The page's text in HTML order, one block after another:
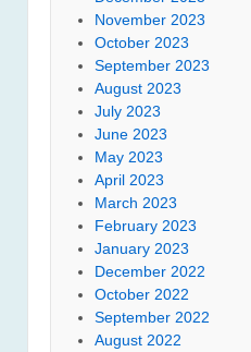
November 2023
October 2023
September 2023
August 2023
July 2023
June 2023
May 2023
April 2023
March 2023
February 2023
January 2023
December 2022
October 2022
September 2022
August 2022